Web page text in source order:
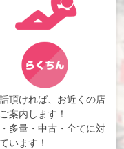
頂ければ、お近くの店
案内します！
多量・中古・全てに対
います！